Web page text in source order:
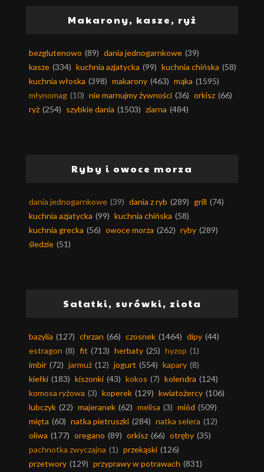
Makarony, kasze, ryż
bezglutenowo (89) dania jednogarnkowe (39)
kasze (334) kuchnia azjatycka (99) kuchnia chińska (58)
kuchnia włoska (398) makarony (463) mąka (1595)
młynomag (10) nie marnujmy żywności (36) orkisz (66)
ryż (254) szybkie dania (1503) ziarna (484)
Ryby i owoce morza
dania jednogarnkowe (39) dania z ryb (289) grill (74)
kuchnia azjatycka (99) kuchnia chińska (58)
kuchnia grecka (56) owoce morza (262) ryby (289)
śledzie (51)
Sałatki, surówki, zioła
bazylia (127) chrzan (66) czosnek (1464) dipy (44)
estragon (8) fit (713) herbaty (25) hyzop (1)
imbir (72) jarmuż (12) jogurt (554) kapary (8)
kiełki (183) kiszonki (43) kokos (7) kolendra (124)
komosa ryżowa (3) koperek (129) kwiatożercy (106)
lubczyk (22) majeranek (62) melisa (3) miód (509)
mięta (60) natka pietruszki (284) natka selera (12)
oliwa (177) oregano (89) orkisz (66) otręby (35)
pachnotka zwyczajna (1) przekąski (126)
przetwory (129) przyprawy w potrawach (831)